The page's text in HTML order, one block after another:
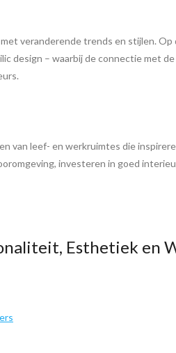
veranderende trends en stijlen.
design – waarbij de connectie met
van leef- en werkruimtes die
investeren in goed
Esthetiek en